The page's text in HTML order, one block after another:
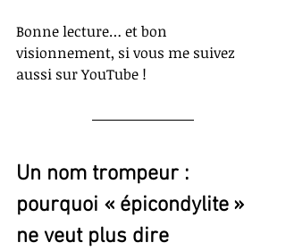
Bonne lecture… et bon
visionnement, si vous me suivez
aussi sur YouTube !
Un nom trompeur :
pourquoi « épicondylite »
ne veut plus dire